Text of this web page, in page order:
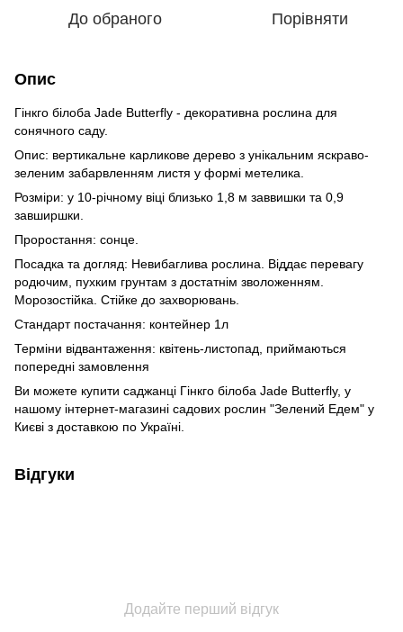
До обраного Порівняти
Опис
Гінкго білоба Jade Butterfly - декоративна рослина для
сонячного саду.
Опис: вертикальне карликове дерево з унікальним яскраво-
зеленим забарвленням листя у формі метелика.
Розміри: у 10-річному віці близько 1,8 м заввишки та 0,9
завширшки.
Проростання: сонце.
Посадка та догляд: Невибаглива рослина. Віддає перевагу
родючим, пухким грунтам з достатнім зволоженням.
Морозостійка. Стійке до захворювань.
Стандарт постачання: контейнер 1л
Терміни відвантаження: квітень-листопад, приймаються
попередні замовлення
Ви можете купити саджанці Гінкго білоба Jade Butterfly, у
нашому інтернет-магазині садових рослин "Зелений Едем" у
Києві з доставкою по Україні.
Відгуки
Додайте перший відгук